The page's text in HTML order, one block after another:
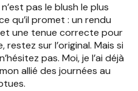
pas le blush le plus
qu’il promet : un rendu
une tenue correcte pour
restez sur l’original. Mais si
pas. Moi, je l’ai déjà
allié des journées au